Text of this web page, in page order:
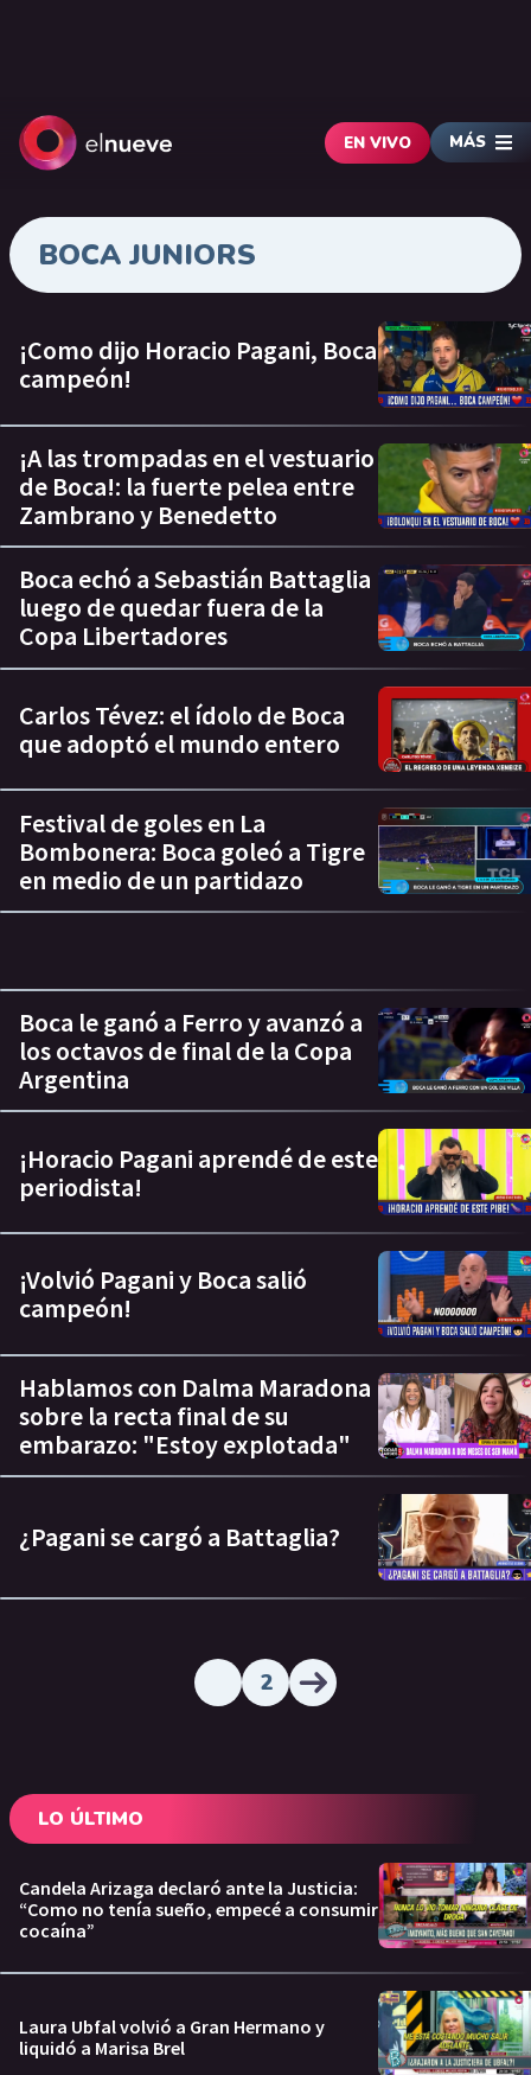
EN VIVO MÁS
BOCA JUNIORS
¡Como dijo Horacio Pagani, Boca
campeón!
¡A las trompadas en el vestuario
de Boca!: la fuerte pelea entre
Zambrano y Benedetto
Boca echó a Sebastián Battaglia
luego de quedar fuera de la
Copa Libertadores
Carlos Tévez: el ídolo de Boca
que adoptó el mundo entero
Festival de goles en La
Bombonera: Boca goleó a Tigre
en medio de un partidazo
Boca le ganó a Ferro y avanzó a
los octavos de final de la Copa
Argentina
¡Horacio Pagani aprendé de este
periodista!
¡Volvió Pagani y Boca salió
campeón!
Hablamos con Dalma Maradona
sobre la recta final de su
embarazo: "Estoy explotada"
¿Pagani se cargó a Battaglia?
2
LO ÚLTIMO
Candela Arizaga declaró ante la Justicia:
“Como no tenía sueño, empecé a consumir
cocaína”
Laura Ubfal volvió a Gran Hermano y
liquidó a Marisa Brel